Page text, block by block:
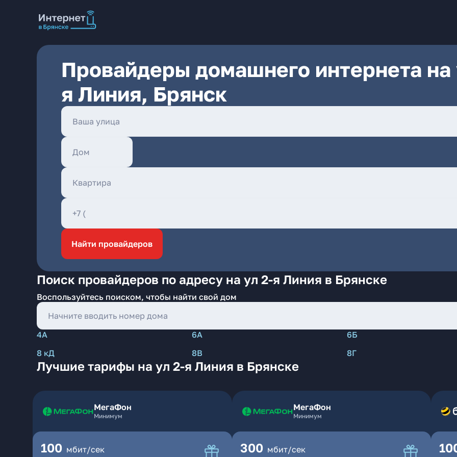
Провайдеры домашнего интернета на
я Линия, Брянск
Найти провайдеров
Поиск провайдеров по адресу на ул 2-я Линия в Брянске
Воспользуйтесь поиском, чтобы найти свой дом
4А 6А 6Б
8 кД
8В 8Г
Лучшие тарифы на ул 2-я Линия в Брянске
МегаФон
Минимум
100 мбит/сек
МегаФон
Минимум
300 мбит/сек